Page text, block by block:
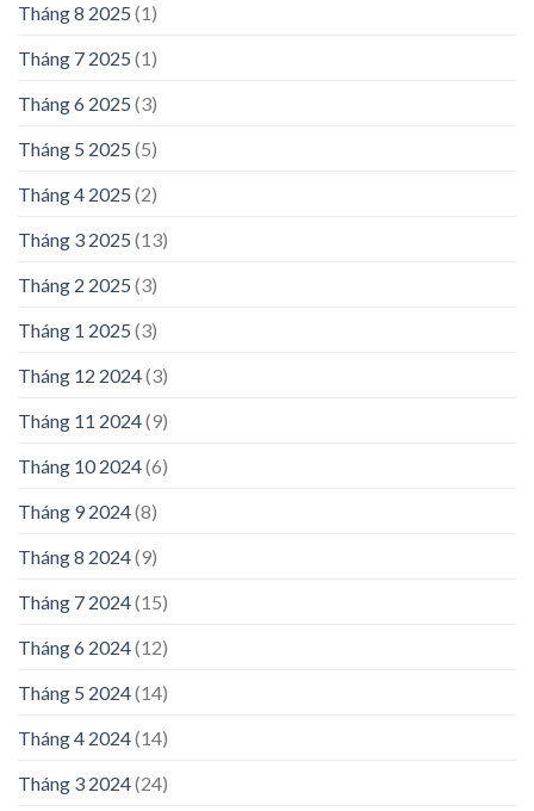
Tháng 8 2025 (1)
Tháng 7 2025 (1)
Tháng 6 2025 (3)
Tháng 5 2025 (5)
Tháng 4 2025 (2)
Tháng 3 2025 (13)
Tháng 2 2025 (3)
Tháng 1 2025 (3)
Tháng 12 2024(3)
Tháng 11 2024(9)
Tháng 10 2024(6)
Tháng 9 2024(8)
Tháng 8 2024(9)
Tháng 7 2024(15)
Tháng 6 2024(12)
Tháng 5 2024(14)
Tháng 4 2024(14)
Tháng 3 2024(24)